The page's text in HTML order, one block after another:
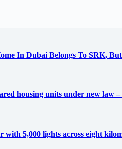
In Dubai Belongs To SRK,
housing units under new law
5,000 lights across eight